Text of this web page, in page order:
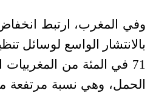
وفي المغرب، ارتبط
بالانتشار الواسع لوسائل
71 في المئة من
الحمل، وهي نسبة مرتفعة